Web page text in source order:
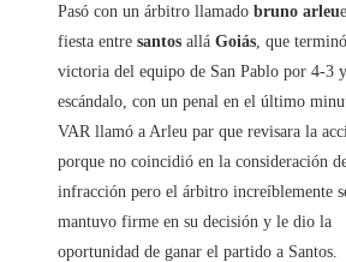
Pasó con un árbitro llamado bruno arleu
fiesta entre santos allá Goiás , que
victoria del equipo de San Pablo por 4-3 y
escándalo, con un penal en el último
VAR llamó a Arleu par que revisara la
porque no coincidió en la consideración
infracción pero el árbitro increíblemente
mantuvo firme en su decisión y le dio la
oportunidad de ganar el partido a Santos.